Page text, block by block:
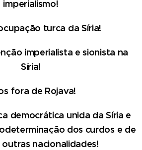
imperialismo!
turca da Síria!
imperialista e sionista na
Síria!
fora de Rojava!
democrática unida da Síria e
dos curdos e de
nacionalidades!